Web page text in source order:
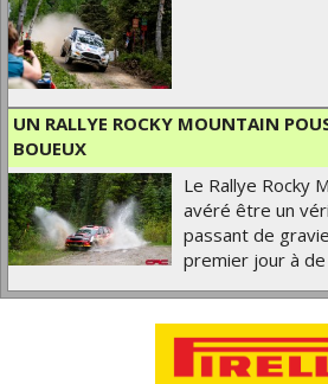
UN RALLYE ROCKY MOUNTAIN
BOUEUX
Le Rallye Rocky
avéré être un
passant de
premier jour à de